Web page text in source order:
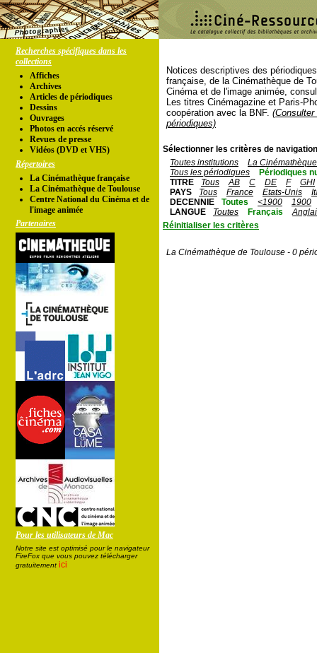
Recherches spécifiques dans les
collections
Affiches
Archives
Articles de périodiques
Dessins
Ouvrages
Photos en accés réservé
Revues de presse
Vidéos (DVD et VHS)
Répertoires
La Cinémathèque française
La Cinémathèque de Toulouse
Centre National du Cinéma et de
l'image animée
Partenaires
Pour les utilisateurs de Mac
Notre site est optimisé pour le navigateur
FireFox que vous pouvez télécharger
gratuitement ici
Notices descriptives des
française, de la Cinémathèque de
Cinéma et de l'image animée,
Les titres Cinémagazine et Paris-
coopération avec la BNF.
périodiques)
Sélectionner les critères de
Toutes institutions
La
Tous les périodiques
Périodiques
TITRE
Tous AB C DE F
GHI
PAYS
Tous France Etats-Unis
DECENNIE
Toutes <1900
1900
LANGUE
Toutes Français
Réinitialiser les critères
La Cinémathèque de Toulouse - 0